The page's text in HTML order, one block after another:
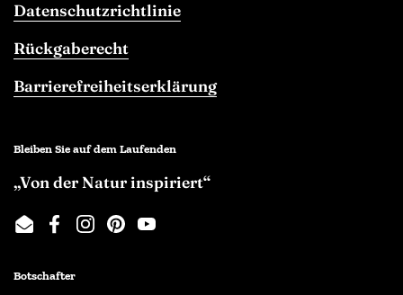
Datenschutzrichtlinie
Rückgaberecht
Barrierefreiheitserklärung
Bleiben Sie auf dem Laufenden
„Von der Natur inspiriert“
EmailFacebook
Instagram
PinterestYouTube
Botschafter